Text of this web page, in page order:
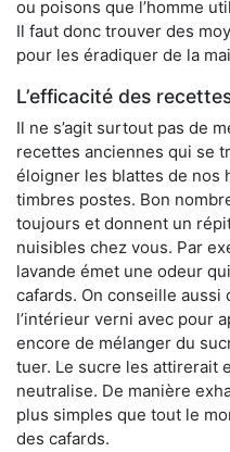
ou poisons que l’homme
Il faut donc trouver des
pour les éradiquer de la
L’efficacité des
Il ne s’agit surtout pas de
recettes anciennes qui se
éloigner les blattes de nos
timbres postes. Bon
toujours et donnent un
nuisibles chez vous. Par
lavande émet une odeur
cafards. On conseille aussi
l’intérieur verni avec pour
encore de mélanger du
tuer. Le sucre les attirerait
neutralise. De manière
plus simples que tout le
des cafards.